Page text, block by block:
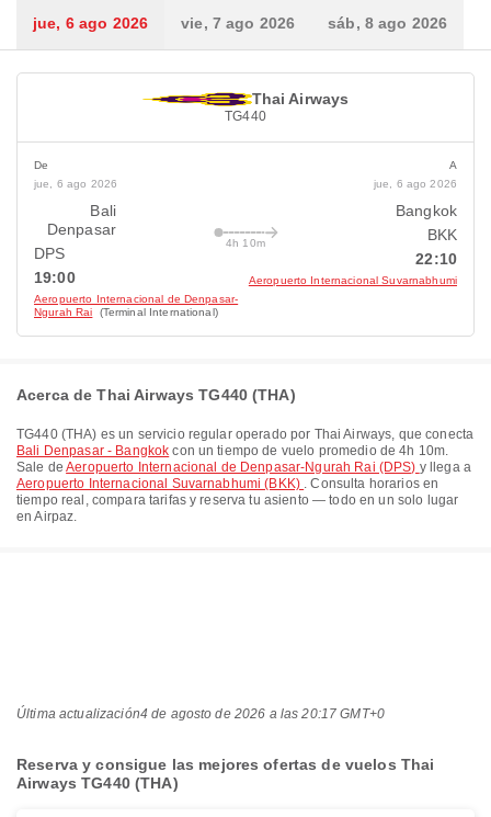
jue, 6 ago 2026 vie, 7 ago 2026 sáb, 8 ago 2026
Thai Airways
TG440
De
jue, 6 ago 2026
Bali
Denpasar
DPS
19:00
Aeropuerto Internacional de Denpasar-
Ngurah Rai
(Terminal International)
4h 10m
A
jue, 6 ago 2026
Bangkok
BKK
22:10
Aeropuerto Internacional Suvarnabhumi
Acerca de Thai Airways TG440 (THA)
TG440(THA) es un servicio regular operado por Thai Airways, que conecta
Bali Denpasar - Bangkok con un tiempo de vuelo promedio de4h 10m.
Sale deAeropuerto Internacional de Denpasar-Ngurah Rai (DPS) y llega a
Aeropuerto Internacional Suvarnabhumi (BKK) . Consulta horarios en
tiempo real, compara tarifas y reserva tu asiento — todo en un solo lugar
en Airpaz.
Última actualización4 de agosto de 2026 a las 20:17 GMT+0
Reserva y consigue las mejores ofertas de vuelos Thai
Airways TG440 (THA)